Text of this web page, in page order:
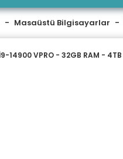
Masaüstü Bilgisayarlar